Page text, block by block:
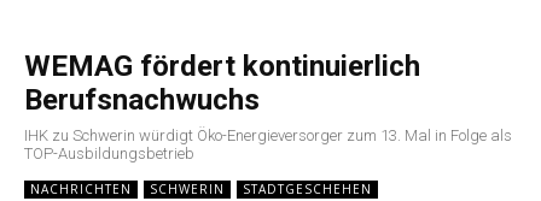
WEMAG fördert kontinuierlich
Berufsnachwuchs
IHK zu Schwerin würdigt Öko-Energieversorger zum 13. Mal in Folge als
TOP-Ausbildungsbetrieb
NACHRICHTEN SCHWERIN STADTGESCHEHEN